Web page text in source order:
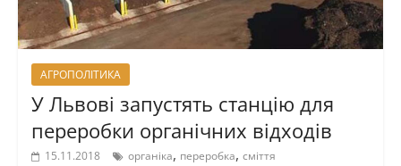
АГРОПОЛІТИКА
У Львові запустять станцію для
переробки органічних відходів
15.11.2018 органіка, переробка, сміття